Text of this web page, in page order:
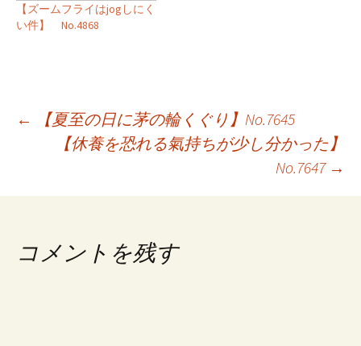
【ズームフライはjogしにく
い件】 No.4868
投
ゲ
←
【夏至の日に茅の輪くぐり】No.7645
【休養を恐れる氣持ちが少し分かった】
No.7647 →
コメントを残す